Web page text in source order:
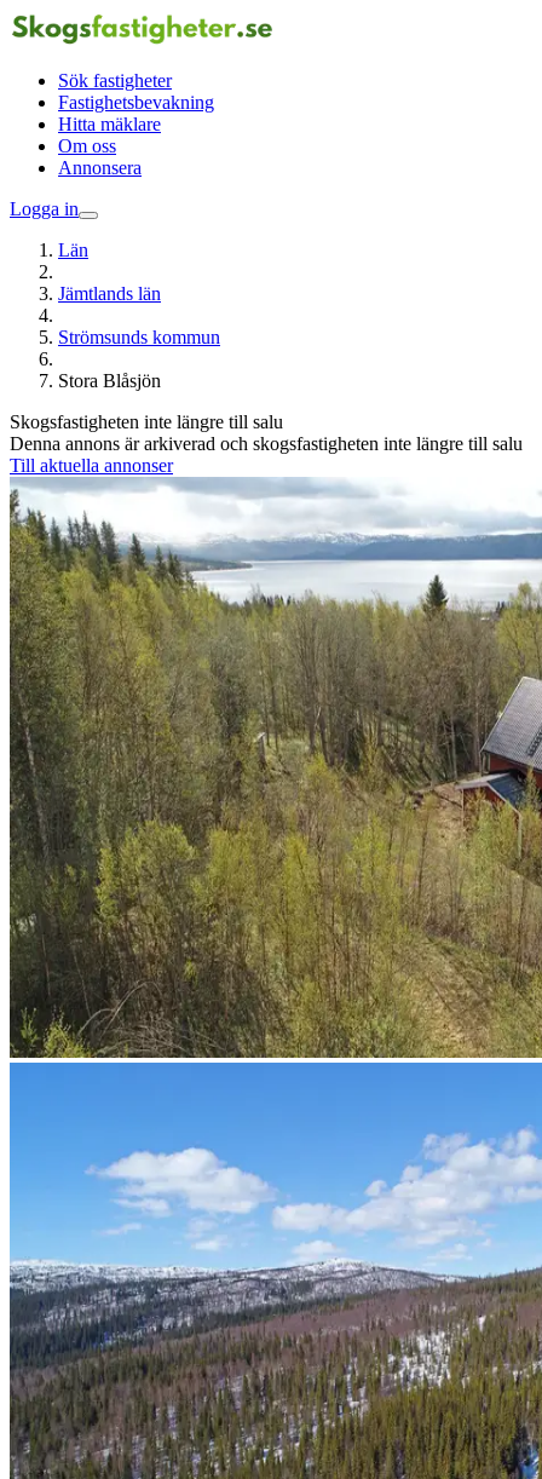
Sök fastigheter
Fastighetsbevakning
Hitta mäklare
Om oss
Annonsera
Logga in
Län
Jämtlands län
Strömsunds kommun
Stora Blåsjön
Skogsfastigheten inte längre till salu
Denna annons är arkiverad och skogsfastigheten inte längre till salu
Till aktuella annonser